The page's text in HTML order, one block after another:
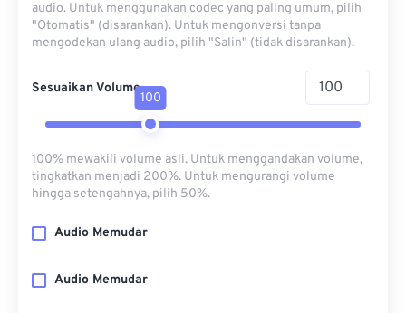
audio. Untuk menggunakan codec yang paling umum, pilih
"Otomatis" (disarankan). Untuk mengonversi tanpa
mengodekan ulang audio, pilih "Salin" (tidak disarankan).
Sesuaikan Volume
100
100% mewakili volume asli. Untuk menggandakan volume,
tingkatkan menjadi 200%. Untuk mengurangi volume
hingga setengahnya, pilih 50%.
Audio Memudar
Audio Memudar